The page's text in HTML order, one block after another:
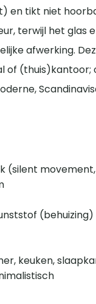
en tikt niet
terwijl het glas
afwerking.
of
(silent
(behuizing)
keuken,